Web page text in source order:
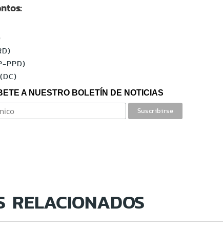
PPD)
A NUESTRO BOLETÍN DE NOTICIAS
RELACIONADOS